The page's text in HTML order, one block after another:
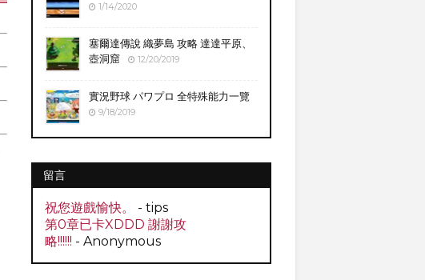
1/14/2020
塞爾達傳說 織夢島 攻略 達達平原、
壺洞窟
12/20/2019
實況野球 パワプロ 全特殊能力一覽
9/18/2019
留言
祝您遊戲愉快。
- tips
第0章已卡XDDD 謝謝攻
略!!!!!! - Anonymous